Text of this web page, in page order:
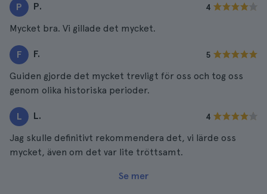
P P. 4
Mycket bra. Vi gillade det mycket.
F F. 5
Guiden gjorde det mycket trevligt för oss och tog oss
genom olika historiska perioder.
L L. 4
Jag skulle definitivt rekommendera det, vi lärde oss
mycket, även om det var lite tröttsamt.
Se mer